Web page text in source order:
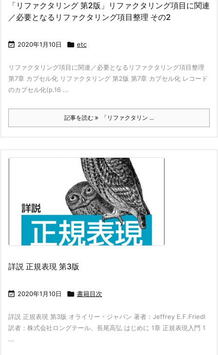
「リファクタリング 第2版」リファクタリング項目に関連
／必要となるリファクタリング項目整理 その2
 2020年1月10日  etc
リファクタリング項目に関連／必要となるリファクタリング項目整理
第7章 カプセル化 リファクタリング 第2版 第7章 カプセル化 レコード
のカプセル化(p.16 ...
記事を読む 「リファクタリン ...
詳説 正規表現 第3版
 2020年1月10日  書籍目次
詳説 正規表現 第3版 オライリー・ジャパン 著者：Jeffrey E.F.Friedl
訳者：株式会社ロングテール、長尾高弘 はじめに 1章 正規表現入門 1
...